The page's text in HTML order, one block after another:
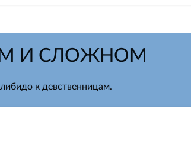
И СЛОЖНОМ
к девственницам.